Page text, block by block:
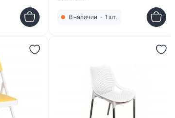
В наличии • 1 шт.